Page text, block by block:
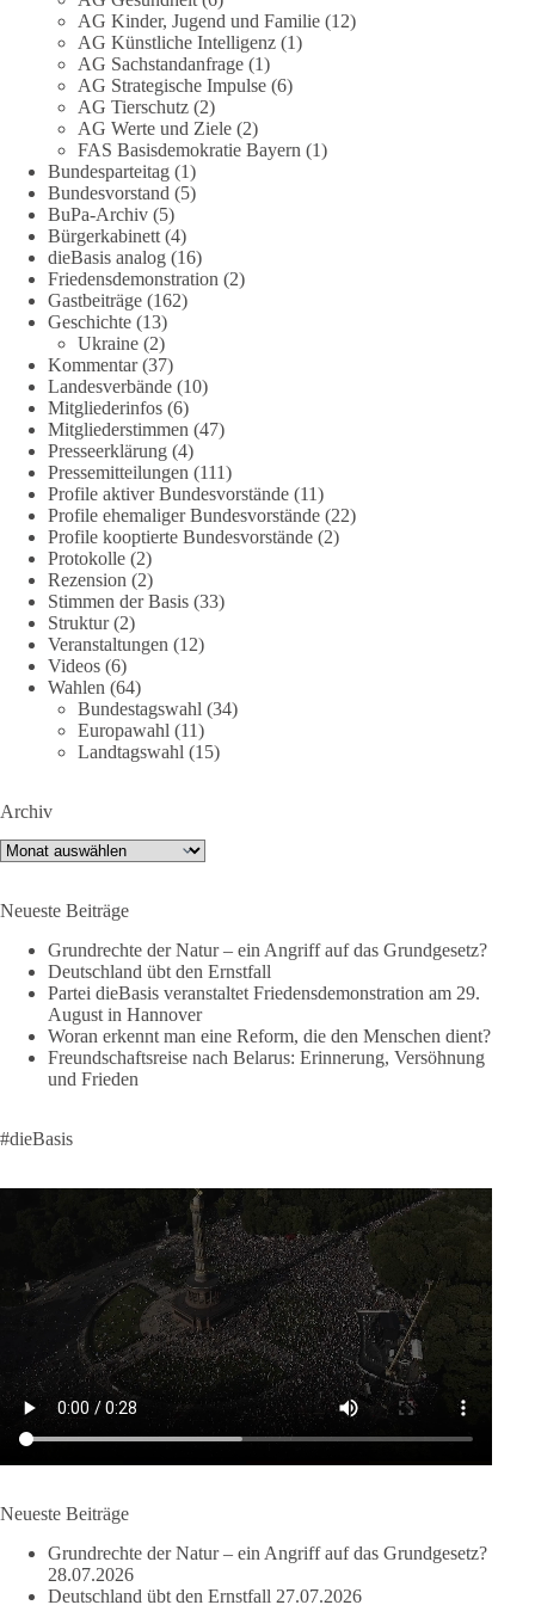
grundgesetz/
🟩🟩🟦🟦🟥🟥🟧🟧
Es ging weniger um fertige Antworten als um eine Debatte
darüber, wie Freiheit, Verantwortung, Naturschutz und
Grundrechte in einer demokratischen Gesellschaft künftig
miteinander in Einklang gebracht werden können.
#dieBasis #natur #grundrechte
7 8
DieBasis
2 Tage(n) zuvor
Jetzt dieBasis Sachsen-Anhalt unterstützen!
Die Landtagswahl 2026 in Sachsen-Anhalt findet am 6.
September statt. Die Inhalte stehen – jetzt müssen sie gesehen,
geteilt und diskutiert werden.
Folge unseren Kanälen:
Facebook:
https://www.facebook.com/groups/diebasissachsenanhalt/
Instragram:
https://www.instagram.com/die_basis_sachsen_anhalt/
Tiktok: https://www.tiktok.com/@diebasis_sachsenanhalt
🟩🟩🟦🟦🟥🟥🟧🟧
Menschen mitbekommen, wofür wir stehen und warum es sich
lohnt, dieBasis zu wählen.
Mehr Infos:https://diebasis-st.de/wahlprogramm/
#dieBasis #Landtagswahl
#DeineStimmezählt #jetztunterstützen
58
DieBasis
🔎 Über 100-mal keine Antwort.
Anthony Fauci, Immunologe und Berater des ehemaligen US-
Präsidenten, hat bei einer Anhörung des US-Senats auf mehr
als 100 Fragen die Aussage verweigert. Die juristische
Bewertung werden Gerichte und Ermittlungen klären – auch
auf Basis seines Tagebuches. Doch unabhängig davon zeigt
der Vorgang eines deutlich:
Antworten:
AG Kinder, Jugend und Familie (12)
AG Künstliche Intelligenz (1)
AG Sachstandanfrage (1)
AG Strategische Impulse (6)
AG Tierschutz (2)
AG Werte und Ziele (2)
FAS Basisdemokratie Bayern (1)
Bundesparteitag (1)
Bundesvorstand (5)
BuPa-Archiv (5)
Bürgerkabinett (4)
dieBasis analog (16)
Friedensdemonstration (2)
Gastbeiträge (162)
Geschichte (13)
Ukraine (2)
Kommentar(37)
Landesverbände (10)
Mitgliederinfos (6)
Mitgliederstimmen (47)
Presseerklärung (4)
Pressemitteilungen (111)
Profile aktiver Bundesvorstände (11)
Profile ehemaliger Bundesvorstände (22)
Profile kooptierte Bundesvorstände (2)
Protokolle (2)
Rezension (2)
Stimmen der Basis (33)
Struktur(2)
Veranstaltungen (12)
Videos (6)
Wahlen (64)
Bundestagswahl (34)
Europawahl (11)
Landtagswahl (15)
Archiv
Archiv
Neueste Beiträge
Grundrechte der Natur – ein Angriff auf das Grundgesetz?
Deutschland übt den Ernstfall
Partei dieBasis veranstaltet Friedensdemonstration am 29.
August in Hannover
Woran erkennt man eine Reform, die den Menschen dient?
Freundschaftsreise nach Belarus: Erinnerung, Versöhnung
und Frieden
#dieBasis
Neueste Beiträge
Grundrechte der Natur – ein Angriff auf das Grundgesetz?
28.07.2026
Deutschland übt den Ernstfall 27.07.2026